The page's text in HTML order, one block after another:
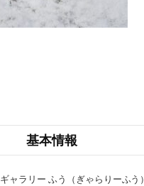
基本情報
ギャラリー ふう（ぎゃらりーふう）